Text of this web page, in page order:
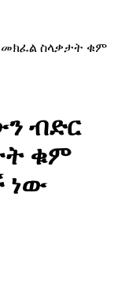
መክፈል ስላቃታት ቁም
ብድር
ቁም
ነው